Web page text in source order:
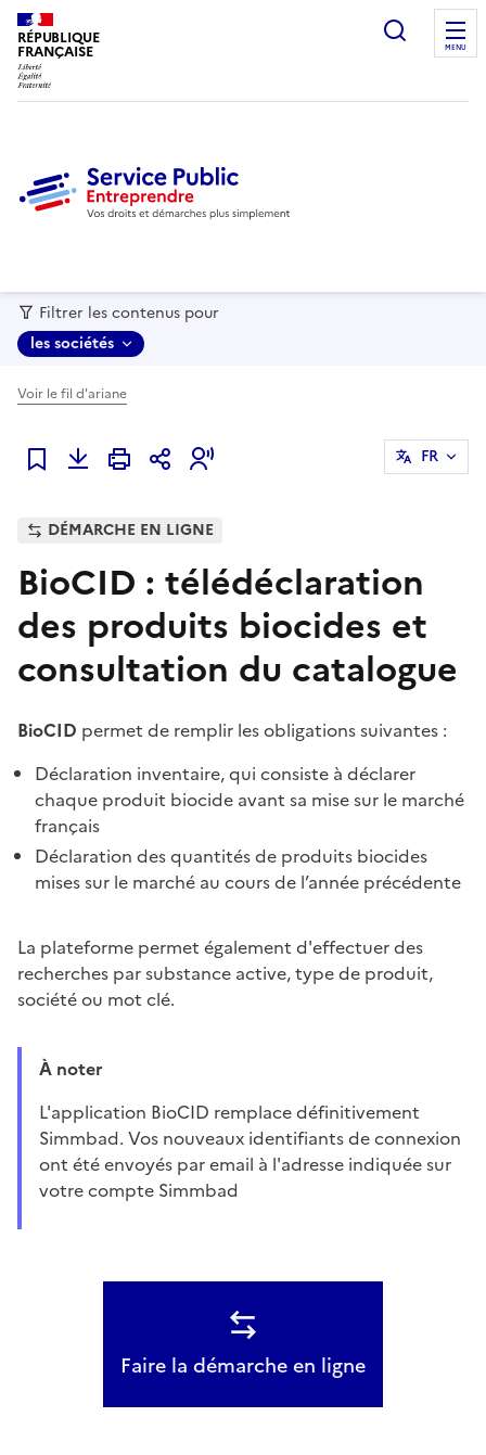
RÉPUBLIQUE
FRANÇAISE MENU
Filtrer les contenus pour
les sociétés
Voir le fil d'ariane
Ajouter à mes favoris
FR
DÉMARCHE EN LIGNE
BioCID : télédéclaration
des produits biocides et
consultation du catalogue
BioCID permet de remplir les obligations suivantes :
Déclaration inventaire, qui consiste à déclarer
chaque produit biocide avant sa mise sur le marché
français
Déclaration des quantités de produits biocides
mises sur le marché au cours de l’année précédente
La plateforme permet également d'effectuer des
recherches par substance active, type de produit,
société ou mot clé.
À noter
L'application BioCID remplace définitivement
Simmbad. Vos nouveaux identifiants de connexion
ont été envoyés par email à l'adresse indiquée sur
votre compte Simmbad
Faire la démarche en ligne